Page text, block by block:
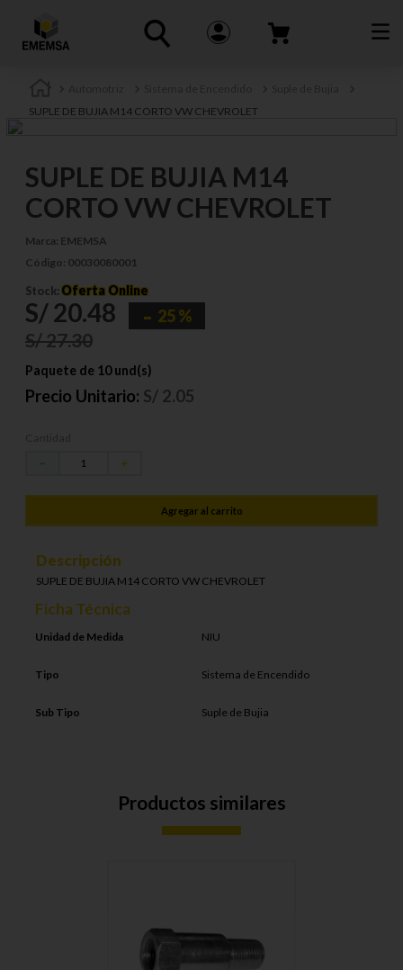
SUPLE DE BUJIA M14 CORTO VW CHEVROLET
SUPLE DE BUJIA M14
CORTO VW CHEVROLET
Marca: EMEMSA
Código: 00030080001
Stock: Oferta Online
S/ 20.48 25 %
S/27.30
Paquete de 10 und(s)
Precio Unitario: S/ 2.05
＋
Agregar al carrito
Descripción
SUPLE DE BUJIA M14 CORTO VW CHEVROLET
Ficha Técnica
Unidad de Medida NIU
Tipo Sistema de Encendido
Sub Tipo Suple de Bujia
Productos similares